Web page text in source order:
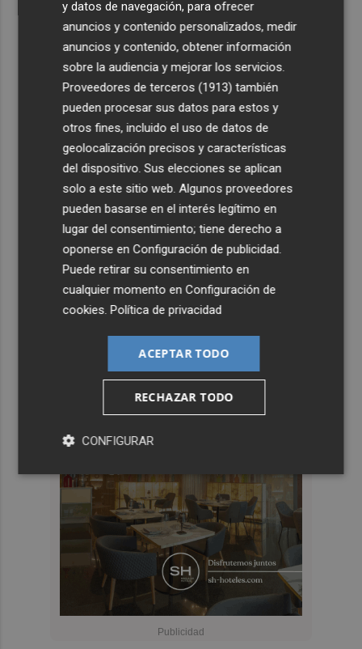
y datos de navegación, para ofrecer
anuncios y contenido personalizados, medir
anuncios y contenido, obtener información
sobre la audiencia y mejorar los servicios.
Proveedores de terceros (1913) también
pueden procesar sus datos para estos y
otros fines, incluido el uso de datos de
geolocalización precisos y características
del dispositivo. Sus elecciones se aplican
solo a este sitio web. Algunos proveedores
pueden basarse en el interés legítimo en
lugar del consentimiento; tiene derecho a
oponerse enConfiguración de publicidad
Puede retirar su consentimiento en
cualquier momento enConfiguración de
cookies .Política de privacidad
ACEPTAR TODO
RECHAZAR TODO
CONFIGURAR